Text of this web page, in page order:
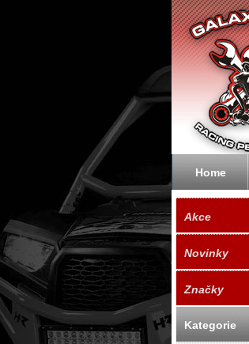
Akce
Novinky
Značky
Kategorie
Home